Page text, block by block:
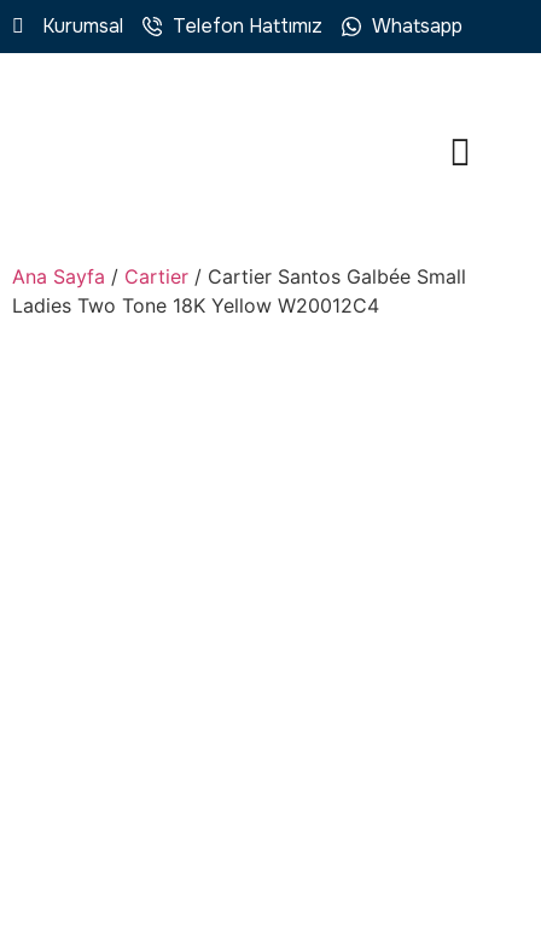
Kurumsal Telefon Hattımız Whatsapp
Ana Sayfa / Cartier / Cartier Santos Galbée Small
Ladies Two Tone 18K Yellow W20012C4